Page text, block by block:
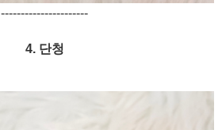
----------------------
4. 단청